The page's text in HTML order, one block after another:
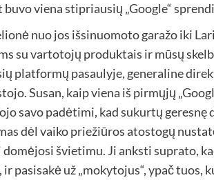
buvo viena stipriausių „Google“
nuo jos išsinuomoto garažo iki
su vartotojų produktais ir mūsų
platformų pasaulyje, generaline
Susan, kaip viena iš pirmųjų
savo padėtimi, kad sukurtų
dėl vaiko priežiūros atostogų
švietimu. Ji anksti suprato,
ir pasisakė už „mokytojus“, ypač tuos,